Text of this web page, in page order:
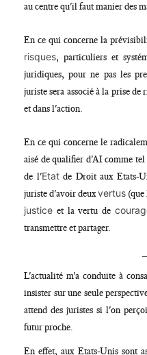
au centre qu'il faut manier des
En ce qui concerne la
risques, particuliers et
juridiques, pour ne pas les
juriste sera associé à la prise de
et dans l'action.
En ce qui concerne le
aisé de qualifier d'AI comme
de l'Etat de Droit aux Etats-
juriste d'avoir deuxvertus
justice et la vertu de
transmettre et partager.
L'actualité m'a conduite à
insister sur une seule
attend des juristes si l'on
futur proche.
En effet, aux Etats-Unis sont